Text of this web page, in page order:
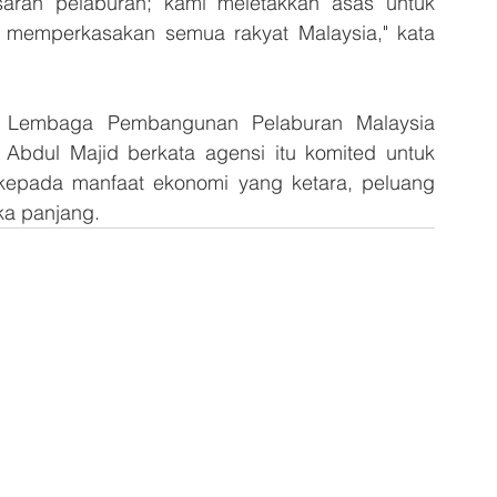
semua rakyat Malaysia," kata
Pembangunan Pelaburan Malaysia
Majid berkata agensi itu komited untuk
manfaat ekonomi yang ketara, peluang
panjang.